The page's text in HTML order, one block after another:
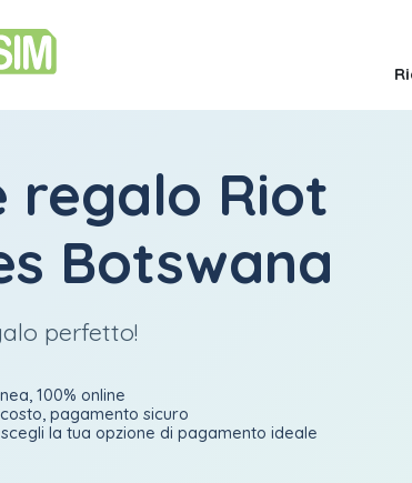
regalo Riot
Botswana
perfetto!
100% online
pagamento sicuro
la tua opzione di pagamento ideale